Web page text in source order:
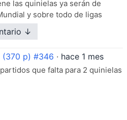
las quinielas ya serán de
y sobre todo de ligas
Noruega y Finlandia ahí habrán
↓
(370 p) #346 · hace 1 mes
que falta para 2 quinielas